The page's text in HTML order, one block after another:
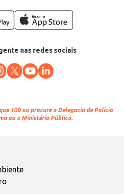
nas redes sociais
100 ou procure a Delegacia de Polícia
ou o Ministério Público.